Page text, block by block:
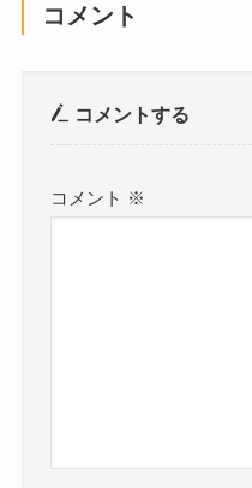
コメント
コメントする
コメント ※